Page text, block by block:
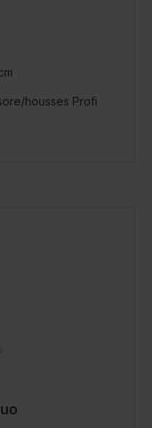
housses Profi